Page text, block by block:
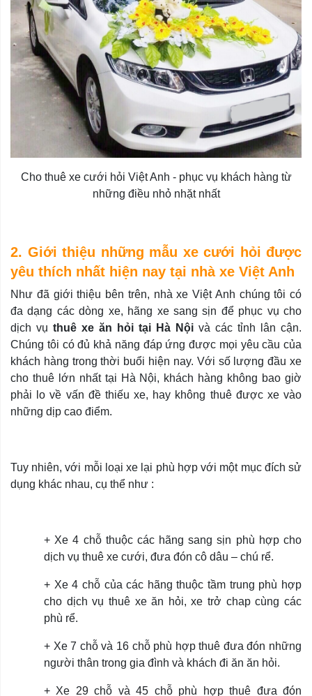
Cho thuê xe cưới hỏi Việt Anh - phục vụ khách hàng từ
những điều nhỏ nhặt nhất
2. Giới thiệu những mẫu xe cưới hỏi được
yêu thích nhất hiện nay tại nhà xe Việt Anh
Như đã giới thiệu bên trên, nhà xe Việt Anh chúng tôi có
đa dạng các dòng xe, hãng xe sang sịn để phục vụ cho
dịch vụ thuê xe ăn hỏi tại Hà Nội và các tỉnh lân cận.
Chúng tôi có đủ khả năng đáp ứng được mọi yêu cầu của
khách hàng trong thời buổi hiện nay. Với số lượng đầu xe
cho thuê lớn nhất tại Hà Nội, khách hàng không bao giờ
phải lo về vấn đề thiếu xe, hay không thuê được xe vào
những dịp cao điểm.
Tuy nhiên, với mỗi loại xe lại phù hợp với một mục đích sử
dụng khác nhau, cụ thể như :
+ Xe 4 chỗ thuộc các hãng sang sịn phù hợp cho
dịch vụ thuê xe cưới, đưa đón cô dâu – chú rể.
+ Xe 4 chỗ của các hãng thuộc tầm trung phù hợp
cho dịch vụ thuê xe ăn hỏi, xe trở chap cùng các
phù rể.
+ Xe 7 chỗ và 16 chỗ phù hợp thuê đưa đón những
người thân trong gia đình và khách đi ăn ăn hỏi.
+ Xe 29 chỗ và 45 chỗ phù hợp thuê đưa đón